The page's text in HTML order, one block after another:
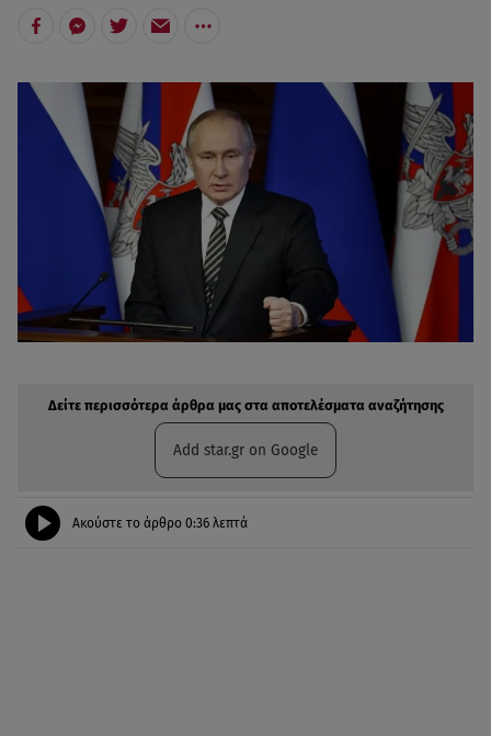
Δείτε περισσότερα άρθρα μας στα αποτελέσματα αναζήτησης
Add star.gr on Google
Ακούστε το άρθρο 0:36 λεπτά